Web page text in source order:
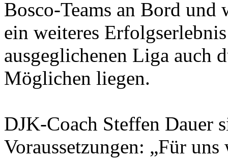
Bosco-Teams an Bord
ein weiteres
ausgeglichenen Liga auch
Möglichen liegen.
DJK-Coach Steffen Dauer
Voraussetzungen: „Für